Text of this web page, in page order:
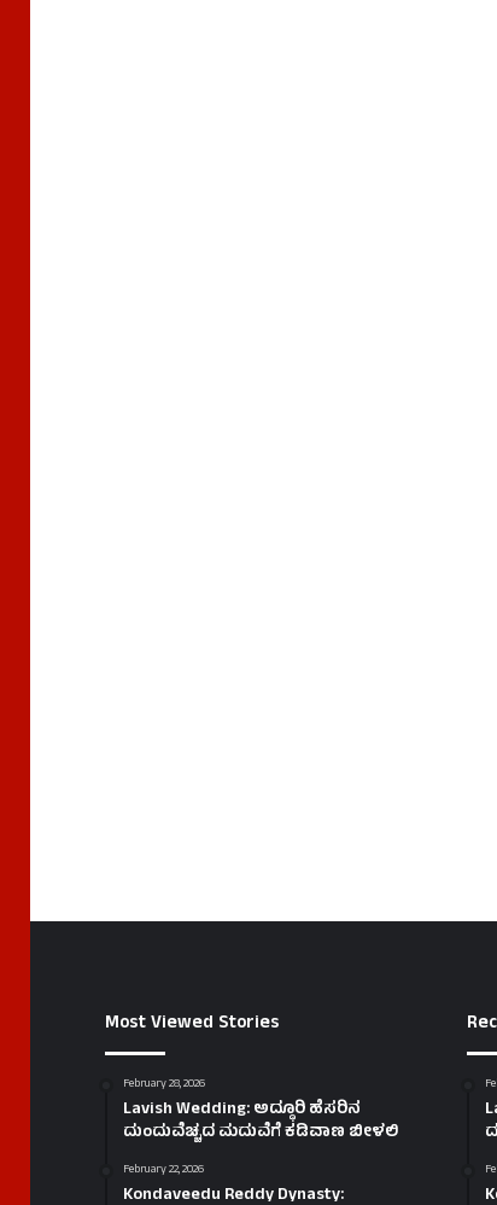
Most Viewed Stories
February 28, 2026
Lavish Wedding: ಅದ್ಧೂರಿ ಹೆಸರಿನ
ದುಂದುವೆಚ್ಚದ ಮದುವೆಗೆ ಕಡಿವಾಣ ಬೀಳಲಿ
February 22, 2026
Kondaveedu Reddy Dynasty: